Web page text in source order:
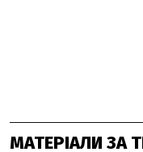
МАТЕРІАЛИ ЗА